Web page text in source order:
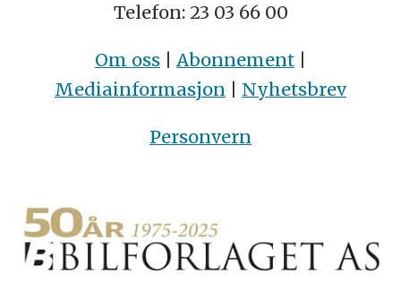
Telefon: 23 03 66 00
Om oss | Abonnement |
Mediainformasjon | Nyhetsbrev
Personvern